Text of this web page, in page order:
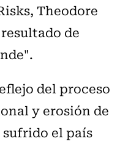
Theodore
de
del proceso
y erosión de
el país